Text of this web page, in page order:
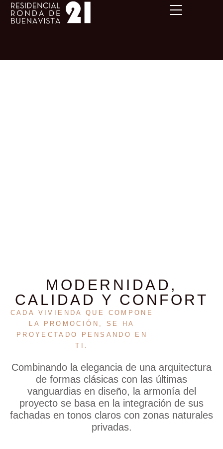
MODERNIDAD,
CALIDAD Y CONFORT
CADA VIVIENDA QUE COMPONE
LA PROMOCIÓN, SE HA
PROYECTADO PENSANDO EN
TI.
Combinando la elegancia de una arquitectura
de formas clásicas con las últimas
vanguardias en diseño, la armonía del
proyecto se basa en la integración de sus
fachadas en tonos claros con zonas naturales
privadas.